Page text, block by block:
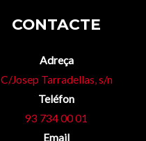
CONTACTE
Adreça
C/Josep Tarradellas, s/n
Teléfon
93 734 00 01
Email